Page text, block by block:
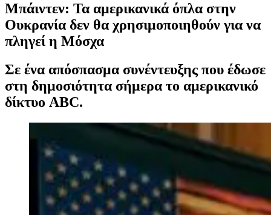
Μπάιντεν: Τα αμερικανικά όπλα στην
Ουκρανία δεν θα χρησιμοποιηθούν για να
πληγεί η Μόσχα
Σε ένα απόσπασμα συνέντευξης που έδωσε
στη δημοσιότητα σήμερα το αμερικανικό
δίκτυο ABC.